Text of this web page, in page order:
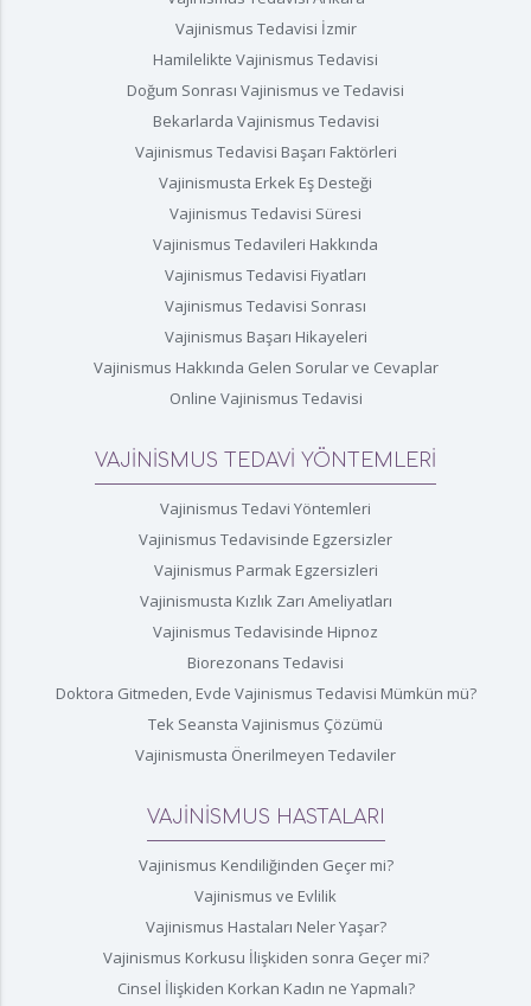
Vajinismus Tedavisi İzmir
Hamilelikte Vajinismus Tedavisi
Doğum Sonrası Vajinismus ve Tedavisi
Bekarlarda Vajinismus Tedavisi
Vajinismus Tedavisi Başarı Faktörleri
Vajinismusta Erkek Eş Desteği
Vajinismus Tedavisi Süresi
Vajinismus Tedavileri Hakkında
Vajinismus Tedavisi Fiyatları
Vajinismus Tedavisi Sonrası
Vajinismus Başarı Hikayeleri
Vajinismus Hakkında Gelen Sorular ve Cevaplar
Online Vajinismus Tedavisi
VAJİNİSMUS TEDAVİ YÖNTEMLERİ
Vajinismus Tedavi Yöntemleri
Vajinismus Tedavisinde Egzersizler
Vajinismus Parmak Egzersizleri
Vajinismusta Kızlık Zarı Ameliyatları
Vajinismus Tedavisinde Hipnoz
Biorezonans Tedavisi
Doktora Gitmeden, Evde Vajinismus Tedavisi Mümkün mü?
Tek Seansta Vajinismus Çözümü
Vajinismusta Önerilmeyen Tedaviler
VAJİNİSMUS HASTALARI
Vajinismus Kendiliğinden Geçer mi?
Vajinismus ve Evlilik
Vajinismus Hastaları Neler Yaşar?
Vajinismus Korkusu İlişkiden sonra Geçer mi?
Cinsel İlişkiden Korkan Kadın ne Yapmalı?